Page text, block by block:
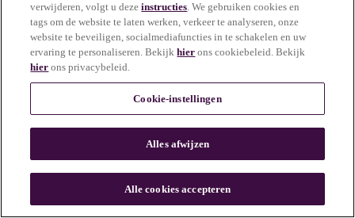
n
verwijderen, volgt u dezeinstructies. We gebruiken cookies en
tags om de website te laten werken, verkeer te analyseren, onze
website te beveiligen, socialmediafuncties in te schakelen en uw
ervaring te personaliseren. Bekijkhier ons cookiebeleid. Bekijk
hier ons privacybeleid.
Cookie-instellingen
Alles afwijzen
Alle cookies accepteren